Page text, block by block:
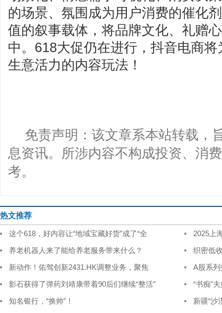
的场景、氛围成为用户消费的催化
值的叙事载体，将品牌文化、礼赠
中。618大促仍在进行，抖音电商
生意活力的内容玩法！
免责声明：该文章系本站转载，
息资讯。所涉内容不构成投资、消
考。
热文推荐
这个618，好内容让“地域宝藏好货”成了“全
2025上
养老机器人来了能给养老服务带来什么？
织密低
新动作！佑驾创新2431.HK调整业务，聚焦
A股系
影石获得了弹药刘靖康带着90后们继续“整活”
“书痴”
知名银行，“换帅”！
新疆“沙